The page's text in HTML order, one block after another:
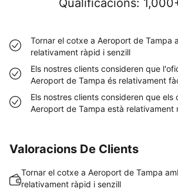
Qualificacions:
Tornar el cotxe a Aeroport de Tampa
relativament ràpid i senzill
Els nostres clients consideren que
Aeroport de Tampa és relativament
Els nostres clients consideren que
Aeroport de Tampa està relativament
Valoracions De Clients
Tornar el cotxe a Aeroport de Tampa
relativament ràpid i senzill